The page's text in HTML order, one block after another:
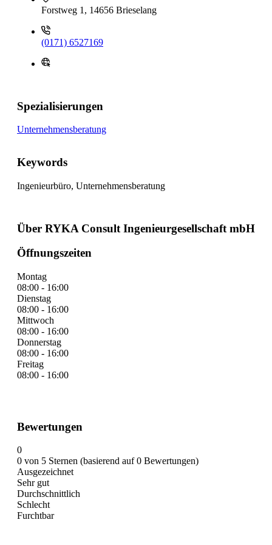
Forstweg 1, 14656 Brieselang
(0171) 6527169
Spezialisierungen
Unternehmensberatung
Keywords
Ingenieurbüro, Unternehmensberatung
Über RYKA Consult Ingenieurgesellschaft mbH
Öffnungszeiten
Montag
08:00 - 16:00
Dienstag
08:00 - 16:00
Mittwoch
08:00 - 16:00
Donnerstag
08:00 - 16:00
Freitag
08:00 - 16:00
Bewertungen
0
0 von 5 Sternen (basierend auf 0 Bewertungen)
Ausgezeichnet
Sehr gut
Durchschnittlich
Schlecht
Furchtbar